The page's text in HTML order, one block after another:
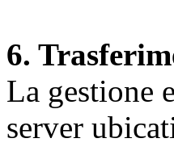
6.
La gestione
server